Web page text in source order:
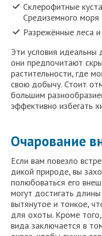
Склерофитные
Средиземного моря
Разрежённые леса
Эти условия идеальны
они предпочитают
растительности, где
свою добычу. Стоит
большим
эффективно избегать
Очарование
Если вам повезло
дикой природе, вы
полюбоваться его
могут достигать
вытянутое и тонкое,
для охоты. Кроме
вида заключается в